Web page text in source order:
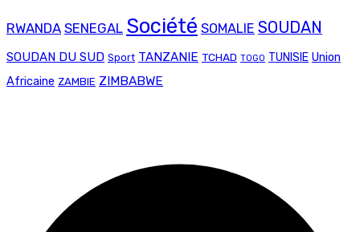
RWANDA SENEGAL Société SOMALIE SOUDAN
SOUDAN DU SUD Sport TANZANIE TCHAD TOGO TUNISIE Union
Africaine ZAMBIE ZIMBABWE